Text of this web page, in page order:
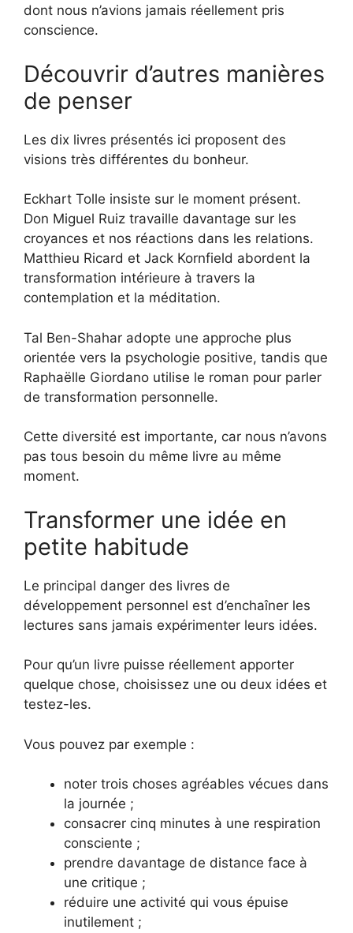
dont nous n’avions jamais réellement pris
conscience.
Découvrir d’autres manières
de penser
Les dix livres présentés ici proposent des
visions très différentes du bonheur.
Eckhart Tolle insiste sur le moment présent.
Don Miguel Ruiz travaille davantage sur les
croyances et nos réactions dans les relations.
Matthieu Ricard et Jack Kornfield abordent la
transformation intérieure à travers la
contemplation et la méditation.
Tal Ben-Shahar adopte une approche plus
orientée vers la psychologie positive, tandis que
Raphaëlle Giordano utilise le roman pour parler
de transformation personnelle.
Cette diversité est importante, car nous n’avons
pas tous besoin du même livre au même
moment.
Transformer une idée en
petite habitude
Le principal danger des livres de
développement personnel est d’enchaîner les
lectures sans jamais expérimenter leurs idées.
Pour qu’un livre puisse réellement apporter
quelque chose, choisissez une ou deux idées et
testez-les.
Vous pouvez par exemple :
noter trois choses agréables vécues dans
la journée ;
consacrer cinq minutes à une respiration
consciente ;
prendre davantage de distance face à
une critique ;
réduire une activité qui vous épuise
inutilement ;